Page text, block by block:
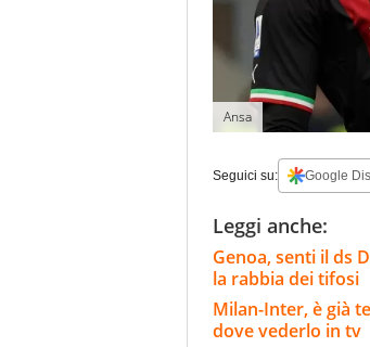
Ansa
Seguici su: Google
Leggi anche:
Genoa, senti il ds
la rabbia dei tifosi
Milan-Inter, è già
dove vederlo in tv